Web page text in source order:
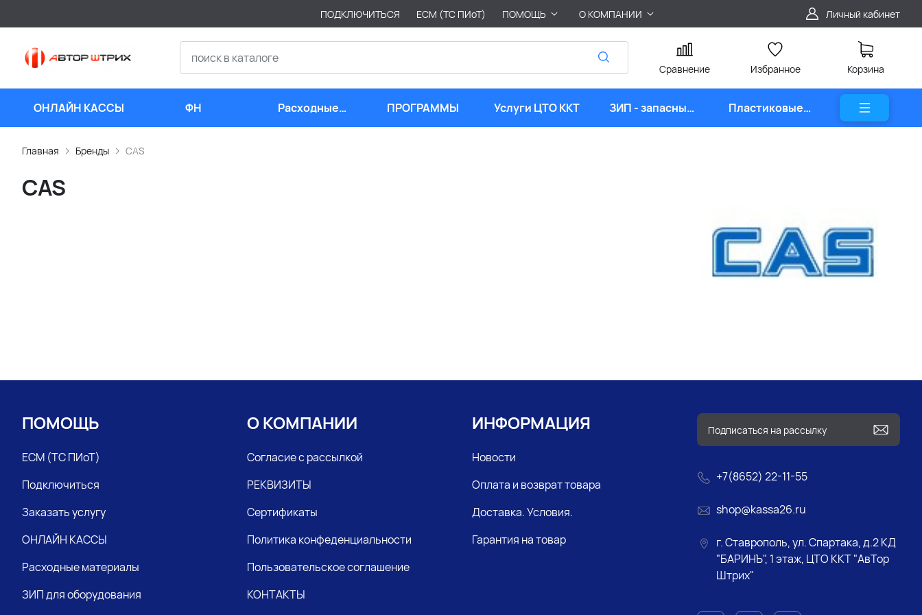
ПОДКЛЮЧИТЬСЯ ЕСМ (ТС ПИоТ) ПОМОЩЬ О КОМПАНИИ Личный кабинет
Сравнение Избранное Корзина
ОНЛАЙН КАССЫ ФН
Расходные
материалы
ПРОГРАММЫ Услуги ЦТО ККТ
ЗИП - запасные
части
Пластиковые
карты
Главная Бренды CAS
CAS
ПОМОЩЬ
ЕСМ (ТС ПИоТ)
Подключиться
Заказать услугу
ОНЛАЙН КАССЫ
Расходные материалы
ЗИП для оборудования
+7(8652) 22-11-55
shop@kassa26.ru
г. Ставрополь, ул. Спартака, д.2 КД
"БАРИНЪ", 1 этаж, ЦТО ККТ "АвТор
Штрих"
О КОМПАНИИ
Согласие с рассылкой
РЕКВИЗИТЫ
Сертификаты
Политика конфеденциальности
Пользовательское соглашение
КОНТАКТЫ
ИНФОРМАЦИЯ
Новости
Оплата и возврат товара
Доставка. Условия.
Гарантия на товар